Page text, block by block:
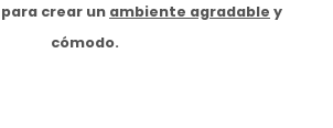
crear un ambiente agradable y
cómodo.